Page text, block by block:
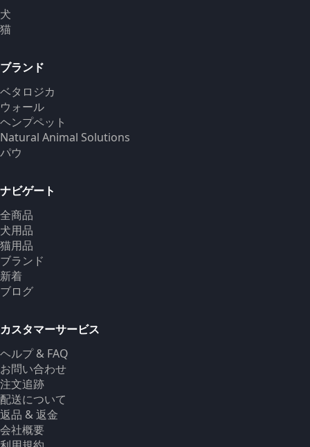
犬
猫
ブランド
ベタロジカ
ウォール
ヘンプペット
Natural Animal Solutions
パウ
ナビゲート
全商品
犬用品
猫用品
ブランド
新着
ブログ
カスタマーサービス
ヘルプ & FAQ
お問い合わせ
注文追跡
配送について
返品 & 返金
会社概要